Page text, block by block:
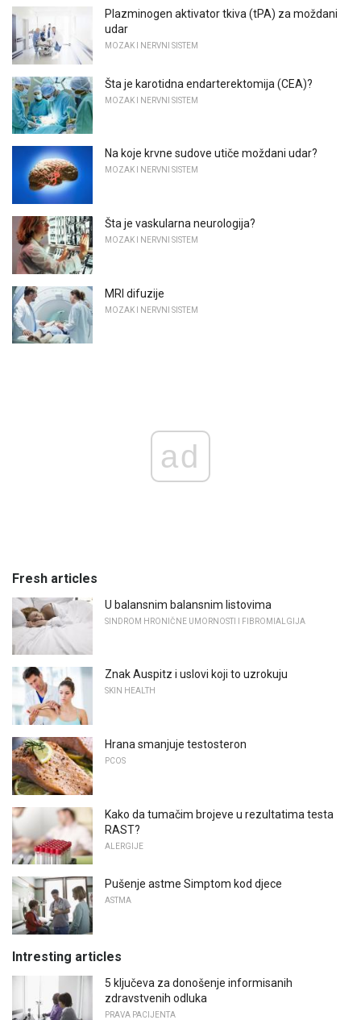
Plazminogen aktivator tkiva (tPA) za moždani
udar
MOZAK I NERVNI SISTEM
Šta je karotidna endarterektomija (CEA)?
MOZAK I NERVNI SISTEM
Na koje krvne sudove utiče moždani udar?
MOZAK I NERVNI SISTEM
Šta je vaskularna neurologija?
MOZAK I NERVNI SISTEM
MRI difuzije
MOZAK I NERVNI SISTEM
ad
Fresh articles
U balansnim balansnim listovima
SINDROM HRONIČNE UMORNOSTI I FIBROMIALGIJA
Znak Auspitz i uslovi koji to uzrokuju
SKIN HEALTH
Hrana smanjuje testosteron
PCOS
Kako da tumačim brojeve u rezultatima testa
RAST?
ALERGIJE
Pušenje astme Simptom kod djece
ASTMA
Intresting articles
5 ključeva za donošenje informisanih
zdravstvenih odluka
PRAVA PACIJENTA